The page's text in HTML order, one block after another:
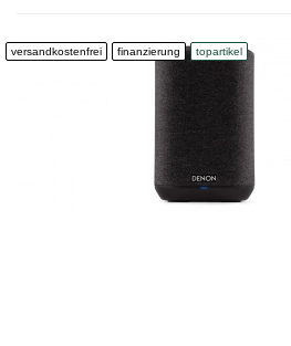
versandkostenfrei finanzierung topartikel